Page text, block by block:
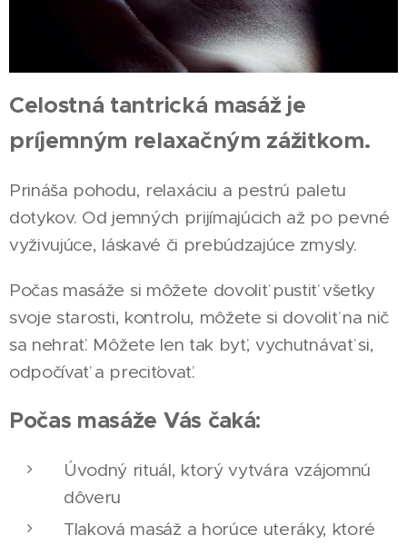
Celostná tantrická masáž je
príjemným relaxačným zážitkom.
Prináša pohodu, relaxáciu a pestrú paletu
dotykov. Od jemných prijímajúcich až po pevné
vyživujúce, láskavé či prebúdzajúce zmysly.
Počas masáže si môžete dovoliť pustiť všetky
svoje starosti, kontrolu, môžete si dovoliť na nič
sa nehrať. Môžete len tak byť, vychutnávať si,
odpočívať a preciťovať.
Počas masáže Vás čaká:
Úvodný rituál, ktorý vytvára vzájomnú
dôveru
Tlaková masáž a horúce uteráky, ktoré